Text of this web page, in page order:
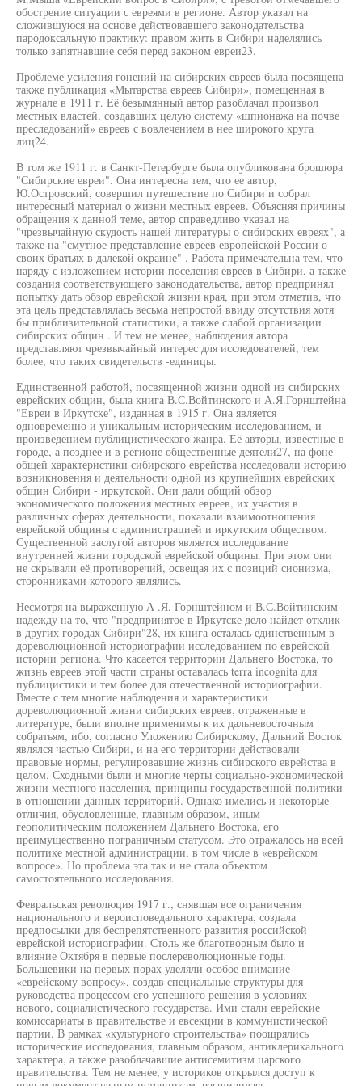
обострение ситуации с евреями в регионе. Автор указал на
сложившуюся на основе действовавшего законодательства
пародоксальную практику: правом жить в Сибири наделялись
только запятнавшие себя перед законом евреи23.
Проблеме усиления гонений на сибирских евреев была посвящена
также публикация «Мытарства евреев Сибири», помещенная в
журнале в 1911 г. Её безымянный автор разоблачал произвол
местных властей, создавших целую систему «шпионажа на почве
преследований» евреев с вовлечением в нее широкого круга
лиц24.
В том же 1911 г. в Санкт-Петербурге была опубликована брошюра
"Сибирские евреи". Она интересна тем, что ее автор,
Ю.Островский, совершил путешествие по Сибири и собрал
интересный материал о жизни местных евреев. Объясняя причины
обращения к данной теме, автор справедливо указал на
"чрезвычайную скудость нашей литературы о сибирских евреях", а
также на "смутное представление евреев европейской России о
своих братьях в далекой окраине" . Работа примечательна тем, что
наряду с изложением истории поселения евреев в Сибири, а также
создания соответствующего законодательства, автор предпринял
попытку дать обзор еврейской жизни края, при этом отметив, что
эта цель представлялась весьма непростой ввиду отсутствия хотя
бы приблизительной статистики, а также слабой организации
сибирских общин . И тем не менее, наблюдения автора
представляют чрезвычайный интерес для исследователей, тем
более, что таких свидетельств -единицы.
Единственной работой, посвященной жизни одной из сибирских
еврейских общин, была книга В.С.Войтинского и А.Я.Горнштейна
"Евреи в Иркутске", изданная в 1915 г. Она является
одновременно и уникальным историческим исследованием, и
произведением публицистического жанра. Её авторы, известные в
городе, а позднее и в регионе общественные деятели27, на фоне
общей характеристики сибирского еврейства исследовали историю
возникновения и деятельности одной из крупнейших еврейских
общин Сибири - иркутской. Они дали общий обзор
экономического положения местных евреев, их участия в
различных сферах деятельности, показали взаимоотношения
еврейской общины с администрацией и иркутским обществом.
Существенной заслугой авторов является исследование
внутренней жизни городской еврейской общины. При этом они
не скрывали её противоречий, освещая их с позиций сионизма,
сторонниками которого являлись.
Несмотря на выраженную А .Я. Горнштейном и В.С.Войтинским
надежду на то, что "предпринятое в Иркутске дело найдет отклик
в других городах Сибири"28, их книга осталась единственным в
дореволюционной историографии исследованием по еврейской
истории региона. Что касается территории Дальнего Востока, то
жизнь евреев этой части страны оставалась terra incognita для
публицистики и тем более для отечественной историографии.
Вместе с тем многие наблюдения и характеристики
дореволюционной жизни сибирских евреев, отраженные в
литературе, были вполне применимы к их дальневосточным
собратьям, ибо, согласно Уложению Сибирскому, Дальний Восток
являлся частью Сибири, и на его территории действовали
правовые нормы, регулировавшие жизнь сибирского еврейства в
целом. Сходными были и многие черты социально-экономической
жизни местного населения, принципы государственной политики
в отношении данных территорий. Однако имелись и некоторые
отличия, обусловленные, главным образом, иным
геополитическим положением Дальнего Востока, его
преимущественно пограничным статусом. Это отражалось на всей
политике местной администрации, в том числе в «еврейском
вопросе». Но проблема эта так и не стала объектом
самостоятельного исследования.
Февральская революция 1917 г., снявшая все ограничения
национального и вероисповедального характера, создала
предпосылки для беспрепятственного развития российской
еврейской историографии. Столь же благотворным было и
влияние Октября в первые послереволюционные годы.
Большевики на первых порах уделяли особое внимание
«еврейскому вопросу», создав специальные структуры для
руководства процессом его успешного решения в условиях
нового, социалистического государства. Ими стали еврейские
комиссариаты в правительстве и евсекции в коммунистической
партии. В рамках «культурного строительства» поощрялись
исторические исследования, главным образом, антиклерикального
характера, а также разоблачавшие антисемитизм царского
правительства. Тем не менее, у историков открылся доступ к